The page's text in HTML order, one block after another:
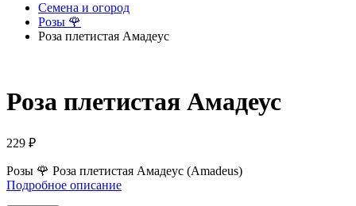
Семена и огород
Розы 🌹
Роза плетистая Амадеус
Роза плетистая Амадеус
229 ₽
Розы 🌹 Роза плетистая Амадеус (Amadeus)
Подробное описание